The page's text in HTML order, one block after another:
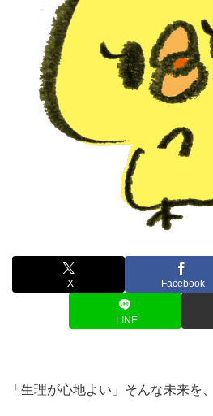
X Facebook
LINE
「生理が心地よい」そんな未来を